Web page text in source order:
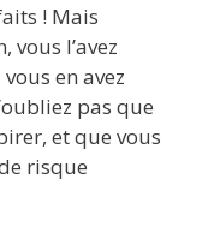
! Mais
vous l’avez
en avez
pas que
et que vous
risque